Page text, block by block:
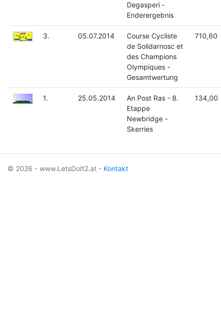
Degasperi -
Enderergebnis
3. 05.07.2014
Course Cycliste
de Solidarnosc et
des Champions
Olympiques -
Gesamtwertung
710,60
1. 25.05.2014
An Post Ras - 8.
Etappe
Newbridge -
Skerries
134,00
© 2026 - www.LetsDoIt2.at - Kontakt